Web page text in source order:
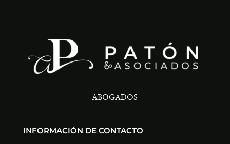
ABOGADOS
INFORMACIÓN DE CONTACTO